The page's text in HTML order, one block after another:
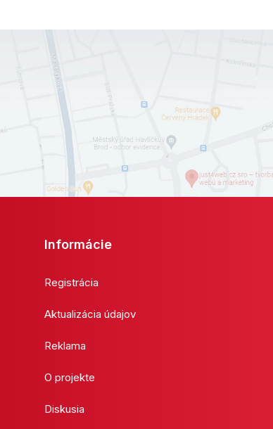
Informácie
Registrácia
Aktualizácia údajov
Reklama
O projekte
Diskusia